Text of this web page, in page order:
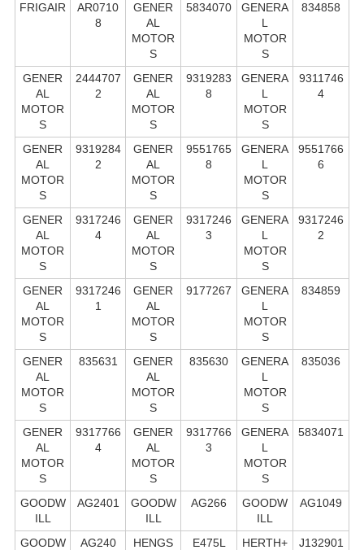
FRIGAIR
AR0710
8
GENER
AL
MOTOR
S
5834070
GENERA
L
MOTOR
S
834858
GENER
AL
MOTOR
S
2444707
2
GENER
AL
MOTOR
S
9319283
8
GENERA
L
MOTOR
S
9311746
4
GENER
AL
MOTOR
S
9319284
2
GENER
AL
MOTOR
S
9551765
8
GENERA
L
MOTOR
S
9551766
6
GENER
AL
MOTOR
S
9317246
4
GENER
AL
MOTOR
S
9317246
3
GENERA
L
MOTOR
S
9317246
2
GENER
AL
MOTOR
S
9317246
1
GENER
AL
MOTOR
S
9177267
GENERA
L
MOTOR
S
834859
GENER
AL
MOTOR
S
835631
GENER
AL
MOTOR
S
835630
GENERA
L
MOTOR
S
835036
GENER
AL
MOTOR
S
9317766
4
GENER
AL
MOTOR
S
9317766
3
GENERA
L
MOTOR
S
5834071
GOODW
ILL
AG2401
GOODW
ILL
AG266
GOODW
ILL
AG1049
GOODW
AG240
HENGS
E475L
HERTH+
J132901